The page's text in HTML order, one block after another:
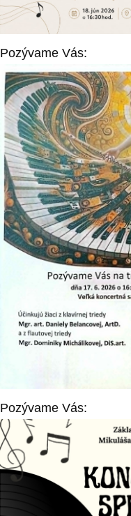
Pozývame Vás:
Pozývame Vás: